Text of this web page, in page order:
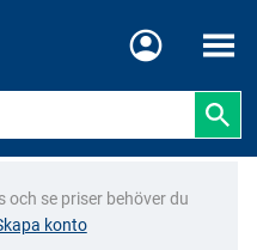
Meny
se priser behöver du
konto